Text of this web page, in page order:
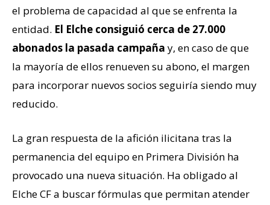
el problema de capacidad al que se enfrenta la
entidad. El Elche consiguió cerca de 27.000
abonados la pasada campaña y, en caso de que
la mayoría de ellos renueven su abono, el margen
para incorporar nuevos socios seguiría siendo muy
reducido.
La gran respuesta de la afición ilicitana tras la
permanencia del equipo en Primera División ha
provocado una nueva situación. Ha obligado al
Elche CF a buscar fórmulas que permitan atender